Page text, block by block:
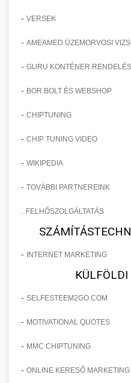
- VERSEK
- AMEAMED ÜZEMORVOSI
- GURU KONTÉNER RENDELÉS
- BOR BOLT ÉS WEBSHOP
- CHIPTUNING
- CHIP TUNING VIDEO
- WIKIPEDIA
- TOVÁBBI PARTNEREINK
FELHŐSZOLGÁLTATÁS
- INTERNET MARKETING
KÜLFÖLDI
- SELFESTEEM2GO.COM
- MOTIVATIONAL QUOTES
- MMC CHIPTUNING
- ONLINE KERESŐ